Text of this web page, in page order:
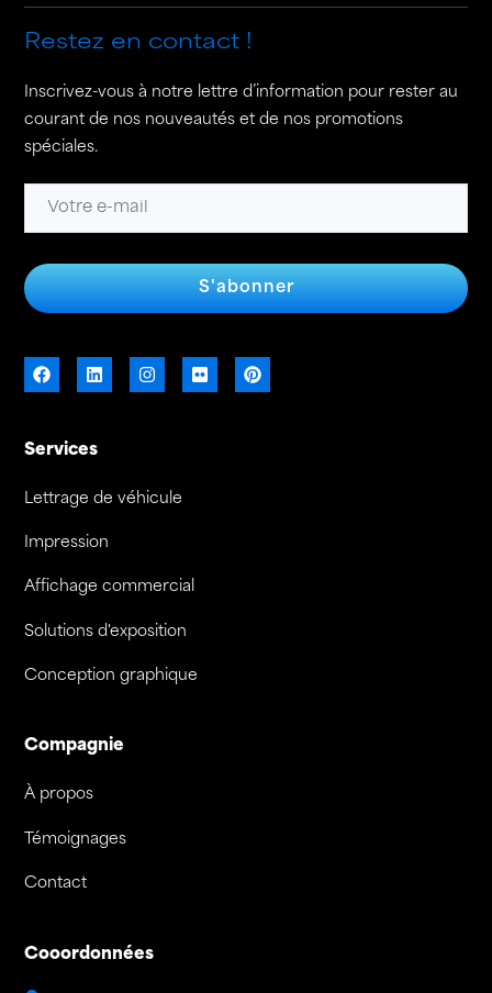
Restez en contact !
Inscrivez-vous à notre lettre d’information pour rester au
courant de nos nouveautés et de nos promotions
spéciales.
S'abonner
Services
Lettrage de véhicule
Impression
Affichage commercial
Solutions d'exposition
Conception graphique
Compagnie
À propos
Témoignages
Contact
Cooordonnées